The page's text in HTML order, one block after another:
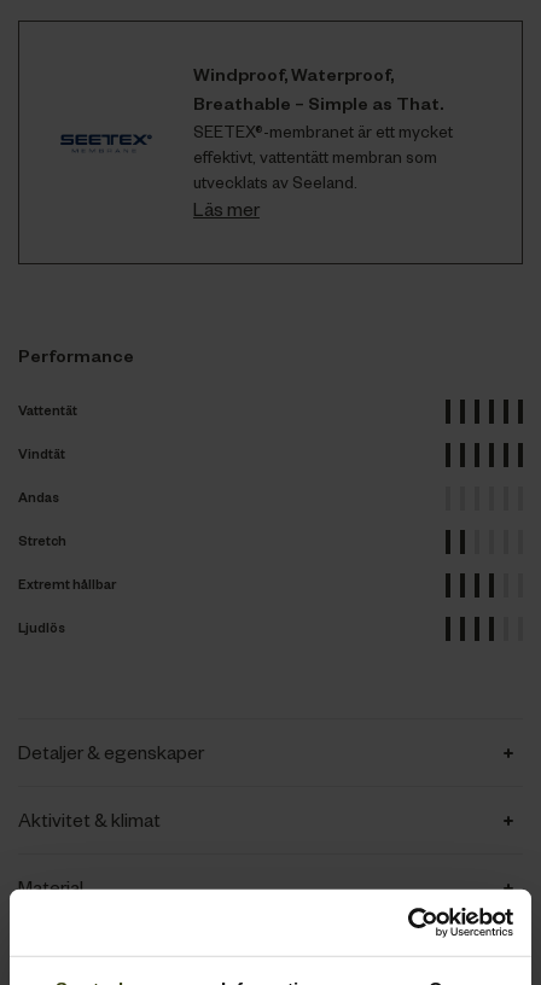
Windproof, Waterproof,
Breathable – Simple as That.
SEETEX®-membranet är ett mycket
effektivt, vattentätt membran som
utvecklats av Seeland.
Läs mer
Performance
Vattentät
Vindtät
Andas
Stretch
Extremt hållbar
Ljudlös
Detaljer & egenskaper
Aktivitet & klimat
Material